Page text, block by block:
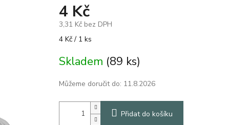
4 Kč
3,31 Kč bez DPH
Měrná
4 Kč / 1 ks
Skladem (89 ks)
Můžeme doručit do: 11.8.2026
Přidat do košíku